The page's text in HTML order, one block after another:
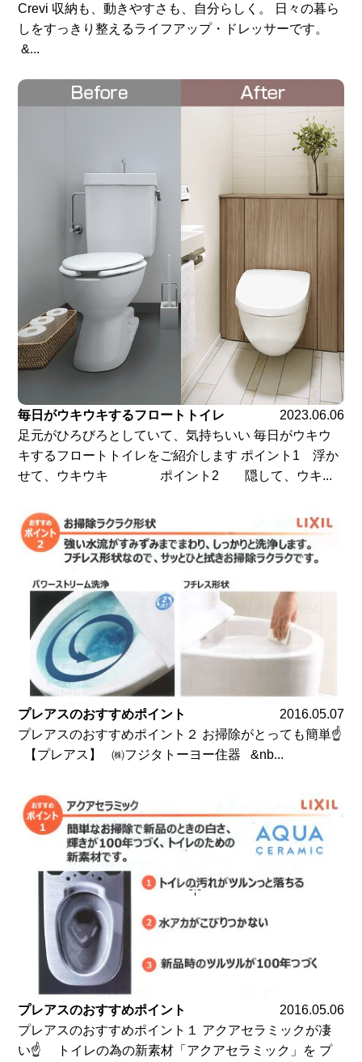
Crevi 収納も、動きやすさも、自分らしく。 日々の暮ら
しをすっきり整えるライフアップ・ドレッサーです。
&...
毎日がウキウキするフロートトイレ
2023.06.06
足元がひろびろとしていて、気持ちいい 毎日がウキウ
キするフロートトイレをご紹介します ポイント1 浮か
せて、ウキウキ ポイント2 隠して、ウキ...
プレアスのおすすめポイント
2016.05.07
プレアスのおすすめポイント２ お掃除がとっても簡単☝
【プレアス】 ㈱フジタトーヨー住器 &nb...
プレアスのおすすめポイント
2016.05.06
プレアスのおすすめポイント１ アクアセラミックが凄
い☝ トイレの為の新素材「アクアセラミック」を プ